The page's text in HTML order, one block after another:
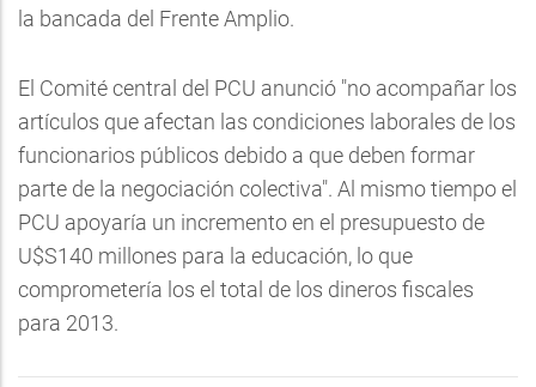
la bancada del Frente Amplio.
El Comité central del PCU anunció "no acompañar los
artículos que afectan las condiciones laborales de los
funcionarios públicos debido a que deben formar
parte de la negociación colectiva". Al mismo tiempo el
PCU apoyaría un incremento en el presupuesto de
U$S140 millones para la educación, lo que
comprometería los el total de los dineros fiscales
para 2013.